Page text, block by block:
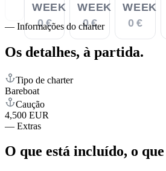
WEEK
0 €
WEEK
0 €
WEEK
0 €
— Informações do charter
Os detalhes, à partida.
Tipo de charter
Bareboat
Caução
4,500 EUR
— Extras
O que está incluído, o